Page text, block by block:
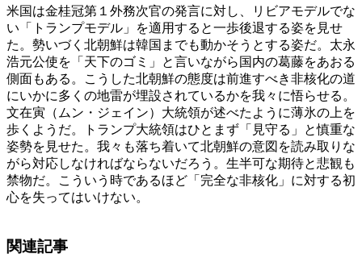
米国は金桂冠第１外務次官の発言に対し、リビアモデルでな
い「トランプモデル」を適用すると一歩後退する姿を見せ
た。勢いづく北朝鮮は韓国までも動かそうとする姿だ。太永
浩元公使を「天下のゴミ」と言いながら国内の葛藤をあおる
側面もある。こうした北朝鮮の態度は前進すべき非核化の道
にいかに多くの地雷が埋設されているかを我々に悟らせる。
文在寅（ムン・ジェイン）大統領が述べたように薄氷の上を
歩くようだ。トランプ大統領はひとまず「見守る」と慎重な
姿勢を見せた。我々も落ち着いて北朝鮮の意図を読み取りな
がら対応しなければならないだろう。生半可な期待と悲観も
禁物だ。こういう時であるほど「完全な非核化」に対する初
心を失ってはいけない。
関連記事